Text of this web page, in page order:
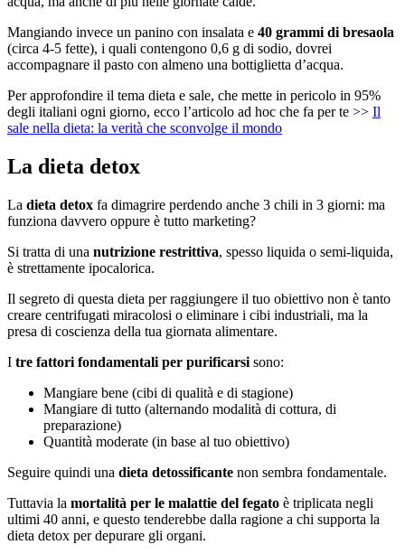
Mangiando invece un panino con insalata e 40 grammi di bresaola
(circa 4-5 fette), i quali contengono 0,6 g di sodio, dovrei
accompagnare il pasto con almeno una bottiglietta d’acqua.
Per approfondire il tema dieta e sale, che mette in pericolo in 95%
degli italiani ogni giorno, ecco l’articolo ad hoc che fa per te >> Il
sale nella dieta: la verità che sconvolge il mondo
La dieta detox
La dieta detox fa dimagrire perdendo anche 3 chili in 3 giorni: ma
funziona davvero oppure è tutto marketing?
Si tratta di una nutrizione restrittiva, spesso liquida o semi-liquida,
è strettamente ipocalorica.
Il segreto di questa dieta per raggiungere il tuo obiettivo non è tanto
creare centrifugati miracolosi o eliminare i cibi industriali, ma la
presa di coscienza della tua giornata alimentare.
I tre fattori fondamentali per purificarsi sono:
Mangiare bene (cibi di qualità e di stagione)
Mangiare di tutto (alternando modalità di cottura, di
preparazione)
Quantità moderate (in base al tuo obiettivo)
Seguire quindi una dieta detossificante non sembra fondamentale.
Tuttavia la mortalità per le malattie del fegato è triplicata negli
ultimi 40 anni, e questo tenderebbe dalla ragione a chi supporta la
dieta detox per depurare gli organi.